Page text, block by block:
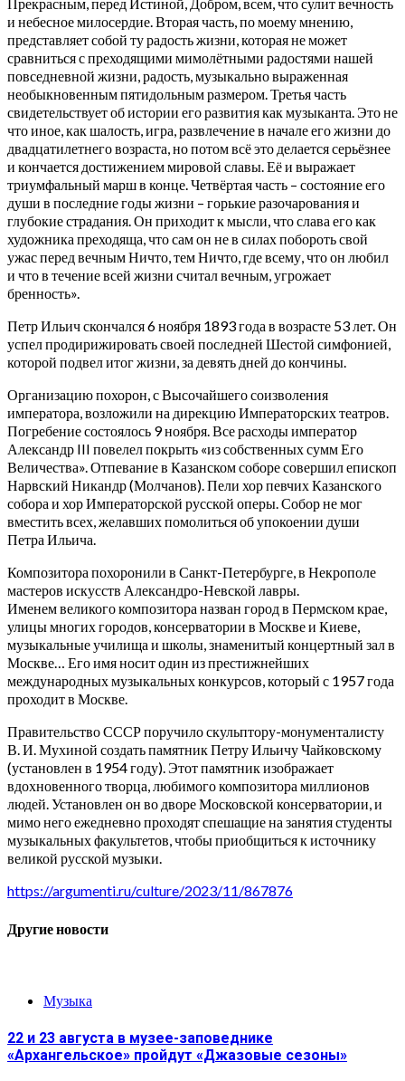
и небесное милосердие. Вторая часть, по моему мнению,
представляет собой ту радость жизни, которая не может
сравниться с преходящими мимолётными радостями нашей
повседневной жизни, радость, музыкально выраженная
необыкновенным пятидольным размером. Третья часть
свидетельствует об истории его развития как музыканта. Это не
что иное, как шалость, игра, развлечение в начале его жизни до
двадцатилетнего возраста, но потом всё это делается серьёзнее
и кончается достижением мировой славы. Её и выражает
триумфальный марш в конце. Четвёртая часть – состояние его
души в последние годы жизни – горькие разочарования и
глубокие страдания. Он приходит к мысли, что слава его как
художника преходяща, что сам он не в силах побороть свой
ужас перед вечным Ничто, тем Ничто, где всему, что он любил
и что в течение всей жизни считал вечным, угрожает
бренность».
Петр Ильич скончался 6 ноября 1893 года в возрасте 53 лет. Он
успел продирижировать своей последней Шестой симфонией,
которой подвел итог жизни, за девять дней до кончины.
Организацию похорон, с Высочайшего соизволения
императора, возложили на дирекцию Императорских театров.
Погребение состоялось 9 ноября. Все расходы император
Александр III повелел покрыть «из собственных сумм Его
Величества». Отпевание в Казанском соборе совершил епископ
Нарвский Никандр (Молчанов). Пели хор певчих Казанского
собора и хор Императорской русской оперы. Собор не мог
вместить всех, желавших помолиться об упокоении души
Петра Ильича.
Композитора похоронили в Санкт-Петербурге, в Некрополе
мастеров искусств Александро-Невской лавры.
Именем великого композитора назван город в Пермском крае,
улицы многих городов, консерватории в Москве и Киеве,
музыкальные училища и школы, знаменитый концертный зал в
Москве… Его имя носит один из престижнейших
международных музыкальных конкурсов, который с 1957 года
проходит в Москве.
Правительство СССР поручило скульптору-монументалисту
В. И. Мухиной создать памятник Петру Ильичу Чайковскому
(установлен в 1954 году). Этот памятник изображает
вдохновенного творца, любимого композитора миллионов
людей. Установлен он во дворе Московской консерватории, и
мимо него ежедневно проходят спешащие на занятия студенты
музыкальных факультетов, чтобы приобщиться к источнику
великой русской музыки.
https://argumenti.ru/culture/2023/11/867876
Другие новости
Музыка
22 и 23 августа в музее-заповеднике
«Архангельское» пройдут «Джазовые сезоны»